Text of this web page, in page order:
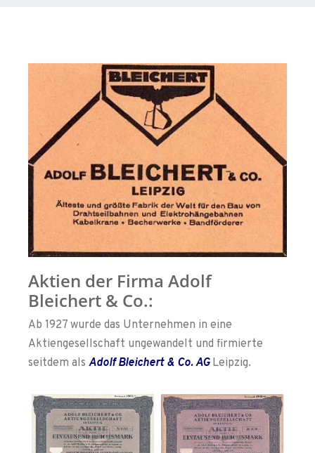
Aktien der Firma Adolf
Bleichert & Co.:
Ab 1927 wurde das Unternehmen in eine
Aktiengesellschaft ungewandelt und firmierte
seitdem als Adolf Bleichert & Co. AG Leipzig.